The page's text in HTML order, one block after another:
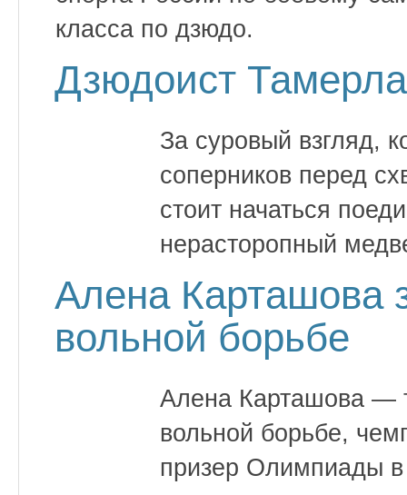
класса по дзюдо.
Дзюдоист
За суровый взгляд,
соперников перед
стоит начаться
нерасторопный
Алена Карташова
вольной борьбе
Алена Карташова —
вольной борьбе,
призер Олимпиады